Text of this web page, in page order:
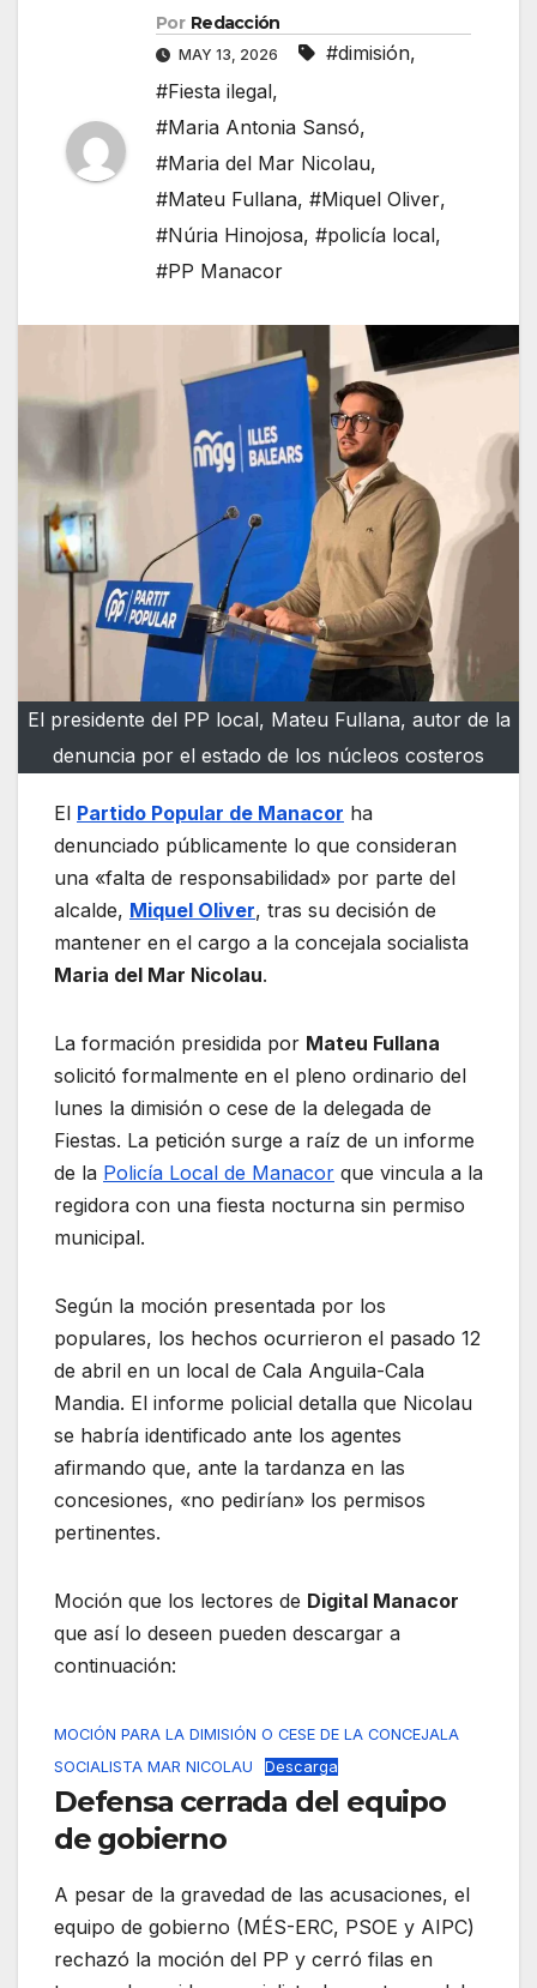
Por Redacción
MAY 13, 2026 #dimisión,
#Fiesta ilegal,
#Maria Antonia Sansó,
#Maria del Mar Nicolau,
#Mateu Fullana, #Miquel Oliver,
#Núria Hinojosa, #policía local,
#PP Manacor
El presidente del PP local, Mateu Fullana, autor de la
denuncia por el estado de los núcleos costeros
El Partido Popular de Manacor ha
denunciado públicamente lo que consideran
una «falta de responsabilidad» por parte del
alcalde, Miquel Oliver, tras su decisión de
mantener en el cargo a la concejala socialista
Maria del Mar Nicolau.
La formación presidida por Mateu Fullana
solicitó formalmente en el pleno ordinario del
lunes la dimisión o cese de la delegada de
Fiestas. La petición surge a raíz de un informe
de la Policía Local de Manacor que vincula a la
regidora con una fiesta nocturna sin permiso
municipal.
Según la moción presentada por los
populares, los hechos ocurrieron el pasado 12
de abril en un local de Cala Anguila-Cala
Mandia. El informe policial detalla que Nicolau
se habría identificado ante los agentes
afirmando que, ante la tardanza en las
concesiones, «no pedirían» los permisos
pertinentes.
Moción que los lectores de Digital Manacor
que así lo deseen pueden descargar a
continuación:
MOCIÓN PARA LA DIMISIÓN O CESE DE LA CONCEJALA
SOCIALISTA MAR NICOLAU
Descarga
Defensa cerrada del equipo
de gobierno
A pesar de la gravedad de las acusaciones, el
equipo de gobierno (MÉS-ERC, PSOE y AIPC)
rechazó la moción del PP y cerró filas en